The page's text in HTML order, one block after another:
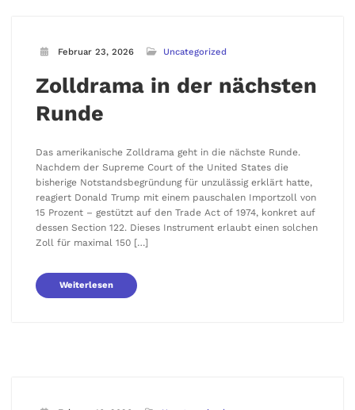
Februar 23, 2026 Uncategorized
Zolldrama in der nächsten
Runde
Das amerikanische Zolldrama geht in die nächste Runde.
Nachdem der Supreme Court of the United States die
bisherige Notstandsbegründung für unzulässig erklärt hatte,
reagiert Donald Trump mit einem pauschalen Importzoll von
15 Prozent – gestützt auf den Trade Act of 1974, konkret auf
dessen Section 122. Dieses Instrument erlaubt einen solchen
Zoll für maximal 150 […]
Weiterlesen